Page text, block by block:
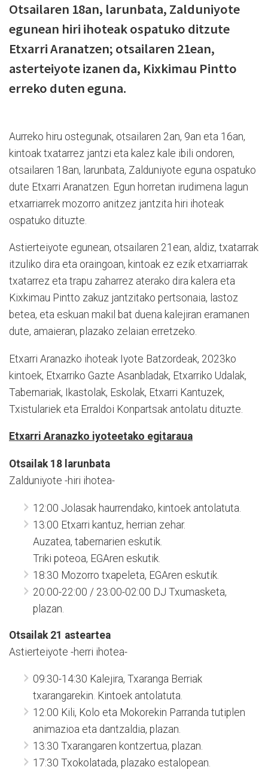
Otsailaren 18an, larunbata, Zalduniyote
egunean hiri ihoteak ospatuko ditzute
Etxarri Aranatzen; otsailaren 21ean,
asterteiyote izanen da, Kixkimau Pintto
erreko duten eguna.
Aurreko hiru ostegunak, otsailaren 2an, 9an eta 16an,
kintoak txatarrez jantzi eta kalez kale ibili ondoren,
otsailaren 18an, larunbata, Zalduniyote eguna ospatuko
dute Etxarri Aranatzen. Egun horretan irudimena lagun
etxarriarrek mozorro anitzez jantzita hiri ihoteak
ospatuko dituzte.
Astierteiyote egunean, otsailaren 21ean, aldiz, txatarrak
itzuliko dira eta oraingoan, kintoak ez ezik etxarriarrak
txatarrez eta trapu zaharrez aterako dira kalera eta
Kixkimau Pintto zakuz jantzitako pertsonaia, lastoz
betea, eta eskuan makil bat duena kalejiran eramanen
dute, amaieran, plazako zelaian erretzeko.
Etxarri Aranazko ihoteak Iyote Batzordeak, 2023ko
kintoek, Etxarriko Gazte Asanbladak, Etxarriko Udalak,
Tabernariak, Ikastolak, Eskolak, Etxarri Kantuzek,
Txistulariek eta Erraldoi Konpartsak antolatu dituzte.
Etxarri Aranazko iyoteetako egitaraua
Otsailak 18 larunbata
Zalduniyote -hiri ihotea-
12:00 Jolasak haurrendako, kintoek antolatuta.
13:00 Etxarri kantuz, herrian zehar.
Auzatea, tabernarien eskutik.
Triki poteoa, EGAren eskutik.
18:30 Mozorro txapeleta, EGAren eskutik.
20:00-22:00 / 23:00-02:00 DJ Txumasketa,
plazan.
Otsailak 21 asteartea
Astierteiyote -herri ihotea-
09:30-14:30 Kalejira, Txaranga Berriak
txarangarekin. Kintoek antolatuta.
12:00 Kili, Kolo eta Mokorekin Parranda tutiplen
animazioa eta dantzaldia, plazan.
13:30 Txarangaren kontzertua, plazan.
17:30 Txokolatada, plazako estalopean.